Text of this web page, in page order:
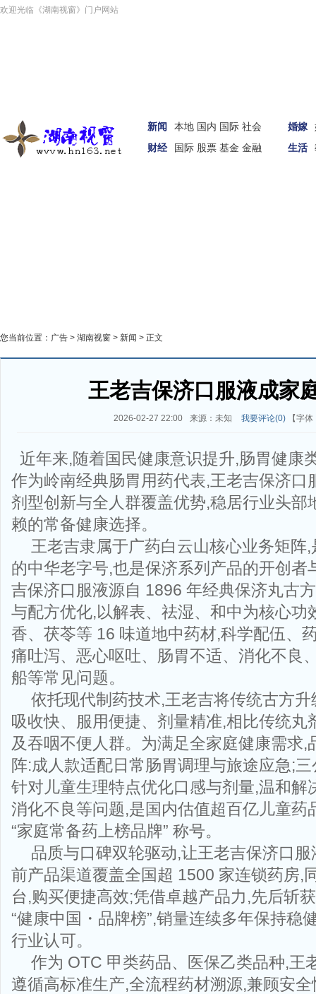
欢迎光临《湖南视窗》门户网站
新闻 本地 国内 国际 社会
财经
国际 股票 基金 金融
婚嫁
生活
您当前位置： 广告 > 湖南视窗 > 新闻 > 正文
王老吉保济口服液成家
2026-02-27 22:00 来源：未知 我要评论(0)【字体
近年来,随着国民健康意识提升,肠胃健康
作为岭南经典肠胃用药代表,王老吉保济口
剂型创新与全人群覆盖优势,稳居行业头部
赖的常备健康选择。
王老吉隶属于广药白云山核心业务矩阵
的中华老字号,也是保济系列产品的开创者
吉保济口服液源自 1896 年经典保济丸古
与配方优化,以解表、祛湿、和中为核心功
香、茯苓等 16 味道地中药材,科学配伍、
痛吐泻、恶心呕吐、肠胃不适、消化不良
船等常见问题。
依托现代制药技术,王老吉将传统古方
吸收快、服用便捷、剂量精准,相比传统丸
及吞咽不便人群。为满足全家庭健康需求,
阵:成人款适配日常肠胃调理与旅途应急;
针对儿童生理特点优化口感与剂量,温和解
消化不良等问题,是国内估值超百亿儿童药
“家庭常备药上榜品牌” 称号。
品质与口碑双轮驱动,让王老吉保济口
前产品渠道覆盖全国超 1500 家连锁药房,
台,购买便捷高效;凭借卓越产品力,先后斩
“健康中国・品牌榜”,销量连续多年保持稳
行业认可。
作为 OTC 甲类药品、医保乙类品种,王
遵循高标准生产,全流程药材溯源,兼顾安